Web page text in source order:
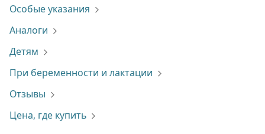
Особые указания
Аналоги
Детям
При беременности и лактации
Отзывы
Цена, где купить